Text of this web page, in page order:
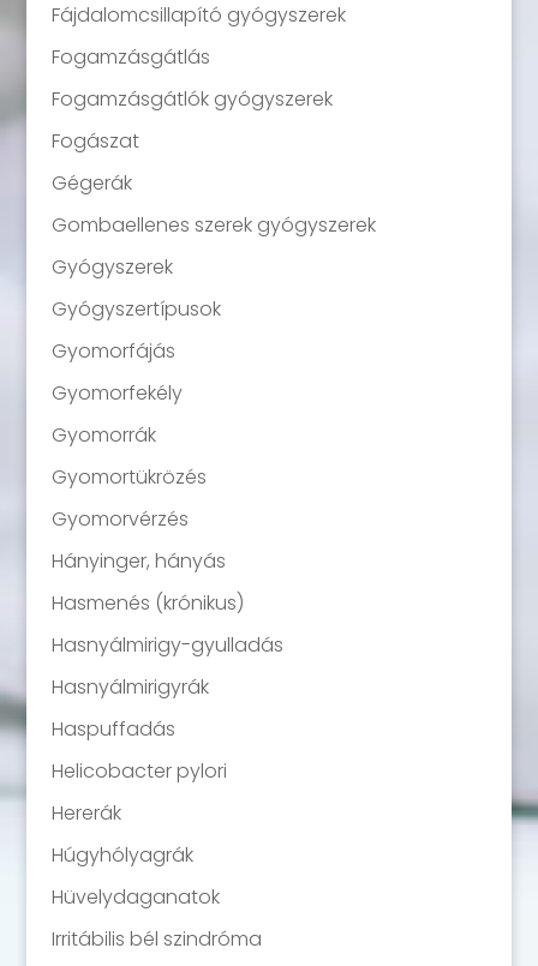
Fájdalomcsillapító gyógyszerek
Fogamzásgátlás
Fogamzásgátlók gyógyszerek
Fogászat
Gégerák
Gombaellenes szerek gyógyszerek
Gyógyszerek
Gyógyszertípusok
Gyomorfájás
Gyomorfekély
Gyomorrák
Gyomortükrözés
Gyomorvérzés
Hányinger, hányás
Hasmenés (krónikus)
Hasnyálmirigy-gyulladás
Hasnyálmirigyrák
Haspuffadás
Helicobacter pylori
Hererák
Húgyhólyagrák
Hüvelydaganatok
Irritábilis bél szindróma